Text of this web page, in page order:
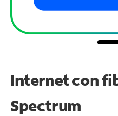
Internet con
Spectrum